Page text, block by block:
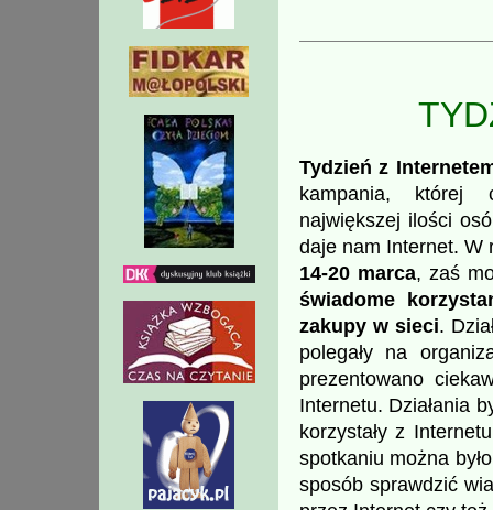
Tydzień z
kampania, której
największej ilości
daje nam Internet. W
14-20 marca, zaś
świadome
zakupy w sieci.
polegały na
prezentowano
Internetu. Działania
korzystały z
spotkaniu można
sposób sprawdzić